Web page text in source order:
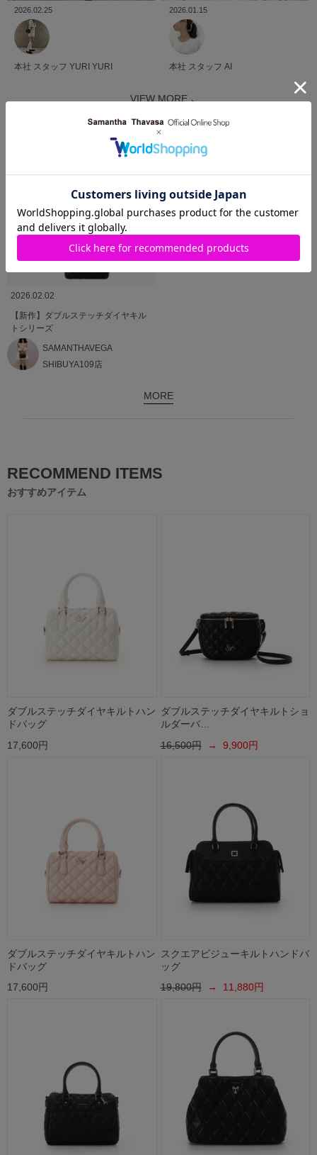
2026.02.25
本社 スタッフ YURI YURI
2026.01.15
本社 スタッフ AI
VIEW MORE
ショップブログ
2026.02.02
【新作】ダブルステッチダイヤキル
トシリーズ
SAMANTHAVEGA
SHIBUYA109店
MORE
RECOMMEND ITEMS
おすすめアイテム
ダブルステッチダイヤキルトハン
ドバッグ
17,600円
ダブルステッチダイヤキルトショ
ルダーバ…
16,500円→ 9,900円
ダブルステッチダイヤキルトハン
ドバッグ
17,600円
スクエアビジューキルトハンドバ
ッグ
19,800円→ 11,880円